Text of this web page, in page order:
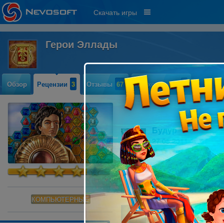
Скачать игры
Герои Эллады
Обзор Рецензии 3 Отзывы 67 Прохождение 1
КОМПЬЮТЕРНЫЕ
Будур
27.05.2011 17:07
68
"Засады" случаются в жизни не
Читать далее »
Евгений Холин
26.03.2011 09:50